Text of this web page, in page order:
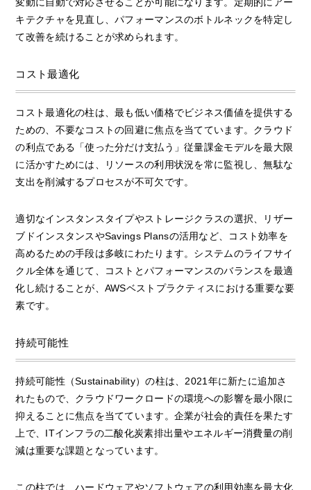
変動に自動で対応させることが可能になります。定期的にアー
キテクチャを見直し、パフォーマンスのボトルネックを特定し
て改善を続けることが求められます。
コスト最適化
コスト最適化の柱は、最も低い価格でビジネス価値を提供する
ための、不要なコストの回避に焦点を当てています。クラウド
の利点である「使った分だけ支払う」従量課金モデルを最大限
に活かすためには、リソースの利用状況を常に監視し、無駄な
支出を削減するプロセスが不可欠です。
適切なインスタンスタイプやストレージクラスの選択、リザー
ブドインスタンスやSavings Plansの活用など、コスト効率を
高めるための手段は多岐にわたります。システムのライフサイ
クル全体を通じて、コストとパフォーマンスのバランスを最適
化し続けることが、AWSベストプラクティスにおける重要な要
素です。
持続可能性
持続可能性（Sustainability）の柱は、2021年に新たに追加さ
れたもので、クラウドワークロードの環境への影響を最小限に
抑えることに焦点を当てています。企業が社会的責任を果たす
上で、ITインフラの二酸化炭素排出量やエネルギー消費量の削
減は重要な課題となっています。
この柱では、ハードウェアやソフトウェアの利用効率を最大化